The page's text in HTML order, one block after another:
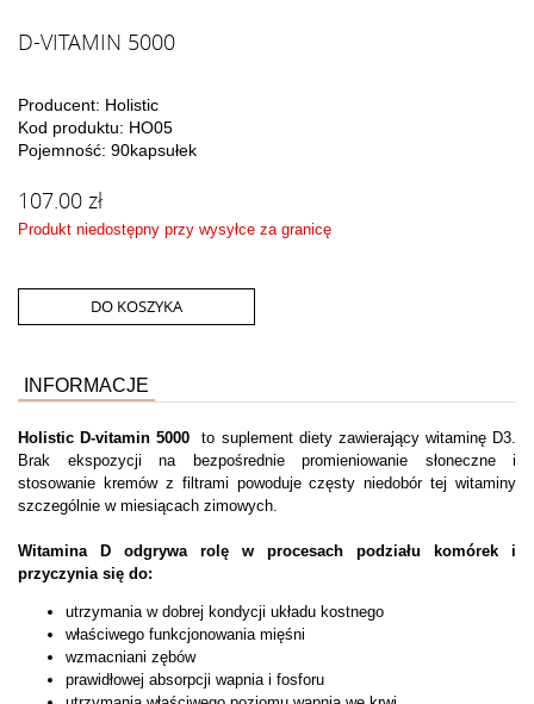
D-VITAMIN 5000
Producent: Holistic
Kod produktu: HO05
Pojemność: 90kapsułek
107.00 zł
Produkt niedostępny przy wysyłce za granicę
DO KOSZYKA
INFORMACJE
Holistic D-vitamin 5000
to suplement diety zawierający witaminę D3.
Brak ekspozycji na bezpośrednie promieniowanie słoneczne i
stosowanie kremów z filtrami powoduje częsty niedobór tej witaminy
szczególnie w miesiącach zimowych.
Witamina D odgrywa rolę w procesach podziału komórek i
przyczynia się do:
utrzymania w dobrej kondycji układu kostnego
właściwego funkcjonowania mięśni
wzmacniani zębów
prawidłowej absorpcji wapnia i fosforu